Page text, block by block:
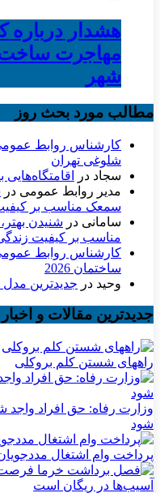
هشدار
مهاجرت
شهر
مطالب مورد بحث روز
کارشناس روابط
شلوغی تهران
سجاد در
مدیر روابط عمومی در
سمعک مناسب بر
سامانی در شنیدن
مناسب بر کیفیت
کارشناس روابط
ساختمان 2026
وحید در جدیدترین مدل
جدیدترین مقالات و
راههای شستن کلم بروکلی
وزارت رفاه: حق افراد واجد
شود
پرداخت وام اشتغال